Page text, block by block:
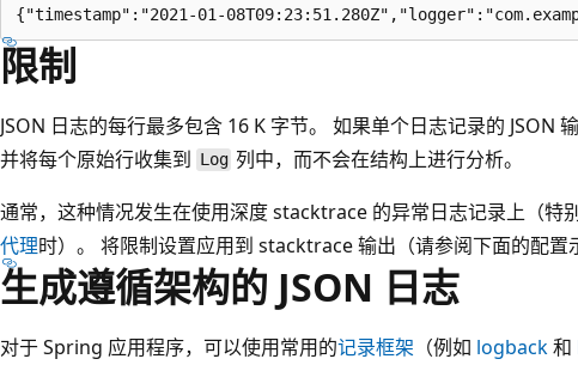
限制
JSON 日志的每行最多包含 16 K 字节。 如果单个日志记录的 JSON
并将每个原始行收集到 Log 列中，而不会在结构上进行分析。
通常，这种情况发生在使用深度 stacktrace 的异常日志记录上（特
代理时）。 将限制设置应用到 stacktrace 输出（请参阅下面的配置
生成遵循架构的 JSON 日志
对于 Spring 应用程序，可以使用常用的记录框架 （例如 logback和